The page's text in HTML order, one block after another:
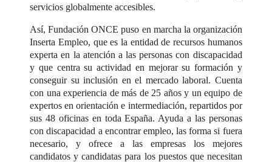
servicios globalmente accesibles.
Así, Fundación ONCE puso en marcha la organización
Inserta Empleo, que es la entidad de recursos humanos
experta en la atención a las personas con discapacidad
y que centra su actividad en mejorar su formación y
conseguir su inclusión en el mercado laboral. Cuenta
con una experiencia de más de 25 años y un equipo de
expertos en orientación e intermediación, repartidos por
sus 48 oficinas en toda España. Ayuda a las personas
con discapacidad a encontrar empleo, las forma si fuera
necesario, y ofrece a las empresas los mejores
candidatos y candidatas para los puestos que necesitan